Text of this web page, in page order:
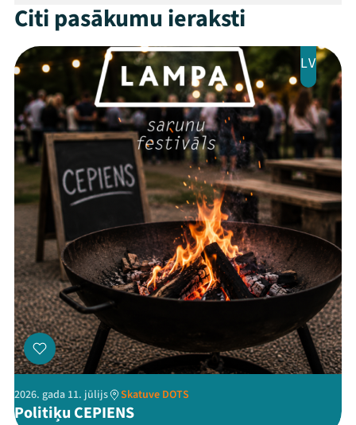
ThreadsFacebookYoutube
X Instagram
Flick TikTok
Citi pasākumu ieraksti
LV
2026. gada 11. jūlijs Skatuve DOTS
Politiķu CEPIENS